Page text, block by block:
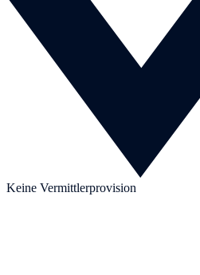
Keine Vermittlerprovision